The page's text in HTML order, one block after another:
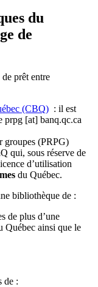
du
de
prêt entre
(CBQ) : il est
prpg [at] banq.qc.ca
groupes (PRPG)
qui, sous réserve de
d’utilisation
du Québec.
bibliothèque de :
de plus d’une
Québec ainsi que le
de :